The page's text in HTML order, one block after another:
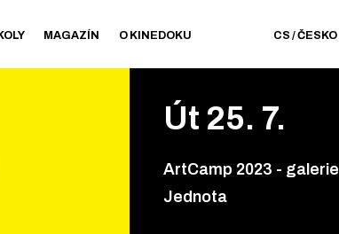
MAGAZÍN O KINEDOKU CS /ČESKO
Út 25. 7.
ArtCamp 2023 - galerie
Jednota